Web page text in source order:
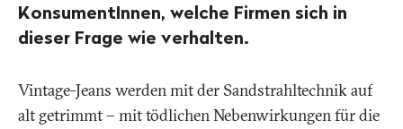
KonsumentInnen, welche Firmen sich in
dieser Frage wie verhalten.
Vintage-Jeans werden mit der Sandstrahltechnik auf
alt getrimmt – mit tödlichen Nebenwirkungen für die